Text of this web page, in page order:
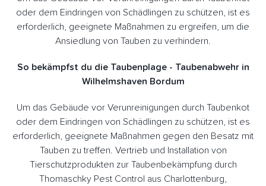
oder dem Eindringen von Schädlingen zu schützen, ist es
erforderlich, geeignete Maßnahmen zu ergreifen, um die
Ansiedlung von Tauben zu verhindern.
So bekämpfst du die Taubenplage - Taubenabwehr in
Wilhelmshaven Bordum
Um das Gebäude vor Verunreinigungen durch Taubenkot
oder dem Eindringen von Schädlingen zu schützen, ist es
erforderlich, geeignete Maßnahmen gegen den Besatz mit
Tauben zu treffen. Vertrieb und Installation von
Tierschutzprodukten zur Taubenbekämpfung durch
Thomaschky Pest Control aus Charlottenburg,